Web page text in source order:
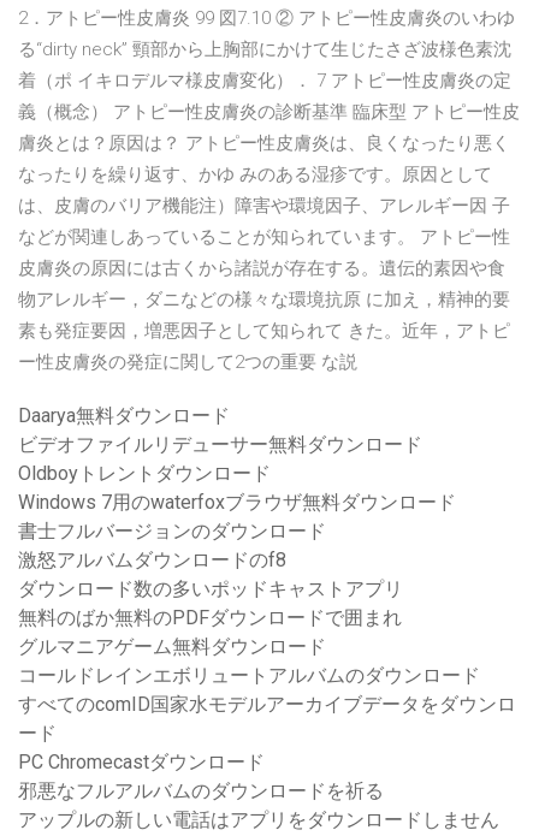
2．アトピー性皮膚炎 99 図7.10 ② アトピー性皮膚炎のいわゆ
る“dirty neck” 頸部から上胸部にかけて生じたさざ波様色素沈
着（ポ イキロデルマ様皮膚変化）． 7 アトピー性皮膚炎の定
義（概念） アトピー性皮膚炎の診断基準 臨床型 アトピー性皮
膚炎とは？原因は？ アトピー性皮膚炎は、良くなったり悪く
なったりを繰り返す、かゆ みのある湿疹です。原因として
は、皮膚のバリア機能注）障害や環境因子、アレルギー因 子
などが関連しあっていることが知られています。 アトピー性
皮膚炎の原因には古くから諸説が存在する。遺伝的素因や食
物アレルギー，ダニなどの様々な環境抗原 に加え，精神的要
素も発症要因，増悪因子として知られて きた。近年，アトピ
ー性皮膚炎の発症に関して2つの重要 な説
Daarya無料ダウンロード
ビデオファイルリデューサー無料ダウンロード
Oldboyトレントダウンロード
Windows 7用のwaterfoxブラウザ無料ダウンロード
書士フルバージョンのダウンロード
激怒アルバムダウンロードのf8
ダウンロード数の多いポッドキャストアプリ
無料のばか無料のPDFダウンロードで囲まれ
グルマニアゲーム無料ダウンロード
コールドレインエボリュートアルバムのダウンロード
すべてのcomID国家水モデルアーカイブデータをダウンロ
ード
PC Chromecastダウンロード
邪悪なフルアルバムのダウンロードを祈る
アップルの新しい電話はアプリをダウンロードしません